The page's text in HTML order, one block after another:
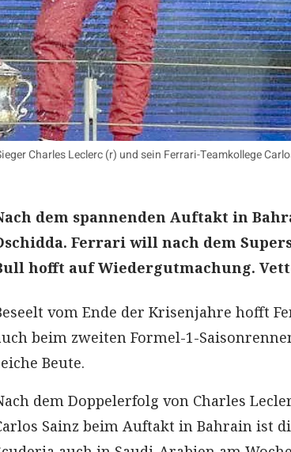
Charles Leclerc (r) und sein Ferrari-Teamkollege
dem spannenden Auftakt in
Ferrari will nach dem
hofft auf Wiedergutmachung.
vom Ende der Krisenjahre hofft
beim zweiten Formel-1-
Beute.
dem Doppelerfolg von Charles
Sainz beim Auftakt in Bahrain ist